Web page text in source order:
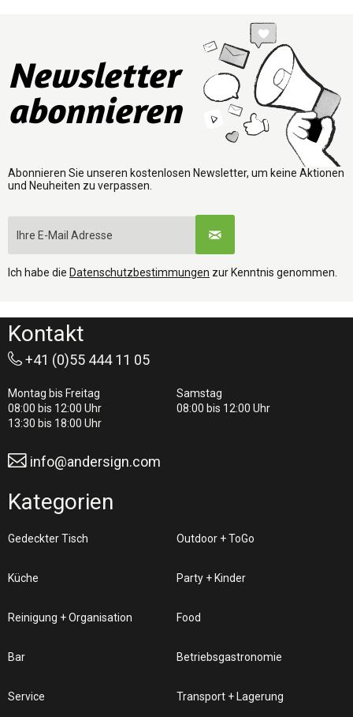
Newsletter
abonnieren
Abonnieren Sie unseren kostenlosen Newsletter, um keine Aktionen
und Neuheiten zu verpassen.
Ich habe die Datenschutzbestimmungen zur Kenntnis genommen.
Kontakt
+41 (0)55 444 11 05
Montag bis Freitag
08:00 bis 12:00 Uhr
13:30 bis 18:00 Uhr
Samstag
08:00 bis 12:00 Uhr
info@andersign.com
Kategorien
Gedeckter Tisch Outdoor + ToGo
Küche Party + Kinder
Reinigung + Organisation Food
Bar Betriebsgastronomie
Service Transport + Lagerung